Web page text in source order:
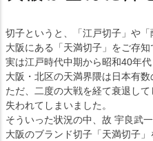
切子というと、「江戸切子」や「
大阪にある「天満切子」をご存知
実は江戸時代中期から昭和40年
大阪・北区の天満界隈は日本有数
ただ、二度の大戦を経て衰退し
失われてしまいました。
そういった状況の中、故 宇良武
大阪のブランド切子「天満切子」